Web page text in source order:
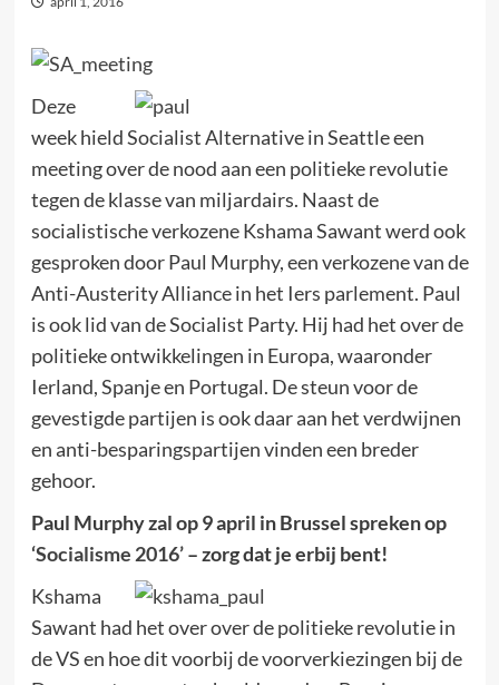
Deze
week hield Socialist Alternative in Seattle een
meeting over de nood aan een politieke revolutie
tegen de klasse van miljardairs. Naast de
socialistische verkozene Kshama Sawant werd ook
gesproken door Paul Murphy, een verkozene van de
Anti-Austerity Alliance in het Iers parlement. Paul
is ook lid van de Socialist Party. Hij had het over de
politieke ontwikkelingen in Europa, waaronder
Ierland, Spanje en Portugal. De steun voor de
gevestigde partijen is ook daar aan het verdwijnen
en anti-besparingspartijen vinden een breder
gehoor.
Paul Murphy zal op 9 april in Brussel spreken op
‘Socialisme 2016’– zorg dat je erbij bent!
Kshama
Sawant had het over over de politieke revolutie in
de VS en hoe dit voorbij de voorverkiezingen bij de